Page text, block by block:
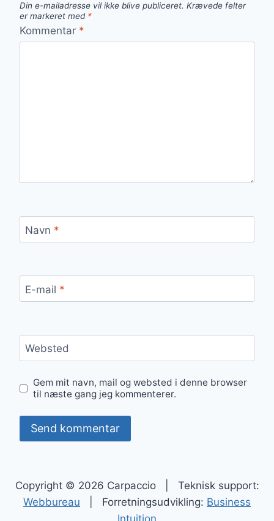
Din e-mailadresse vil ikke blive publiceret. Krævede felter
er markeret med *
Kommentar *
Navn *
E-mail *
Websted
Gem mit navn, mail og websted i denne browser
til næste gang jeg kommenterer.
Copyright © 2026 Carpaccio | Teknisk support:
Webbureau | Forretningsudvikling: Business